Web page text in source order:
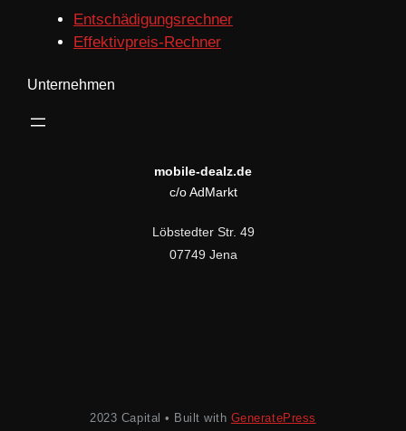
Entschädigungsrechner
Effektivpreis-Rechner
Unternehmen
mobile-dealz.de
c/o AdMarkt
Löbstedter Str. 49
07749 Jena
2023 Capital • Built with GeneratePress